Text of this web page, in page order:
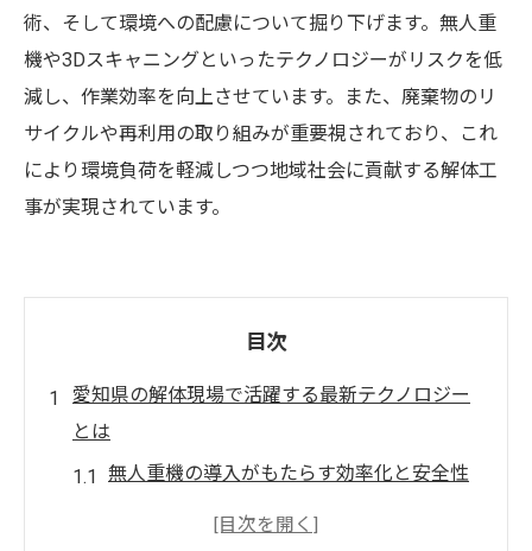
術、そして環境への配慮について掘り下げます。無人重
機や3Dスキャニングといったテクノロジーがリスクを低
減し、作業効率を向上させています。また、廃棄物のリ
サイクルや再利用の取り組みが重要視されており、これ
により環境負荷を軽減しつつ地域社会に貢献する解体工
事が実現されています。
目次
愛知県の解体現場で活躍する最新テクノロジー
とは
無人重機の導入がもたらす効率化と安全性
3Dスキャニング技術の進化とその利点